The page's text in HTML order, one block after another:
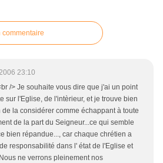
commentaire
23:10
souhaite vous dire que j'ai un point
sur l'Eglise, de l'intèrieur, et je trouve bien
la considérer comme échappant à toute
de la part du Seigneur...ce qui semble
bien répandue..., car chaque chrétien a
responsabilité dans l' état de l'Eglise et
ne verrons pleinement nos